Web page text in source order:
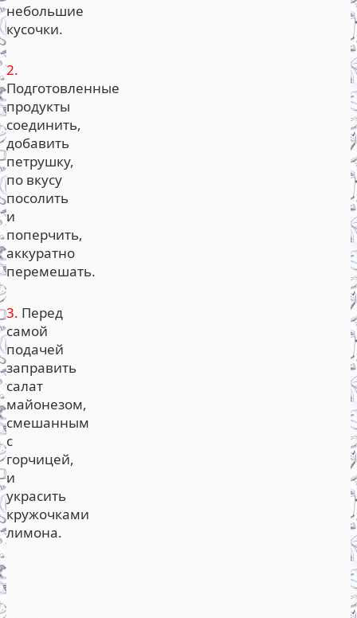
небольшие
кусочки.
2.
Подготовленные
продукты
соединить,
добавить
петрушку,
по вкусу
посолить
и
поперчить,
аккуратно
перемешать.
3. Перед
самой
подачей
заправить
салат
майонезом,
смешанным
с
горчицей,
и
украсить
кружочками
лимона.